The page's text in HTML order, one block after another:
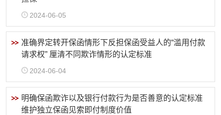
2024-06-05
准确界定转开保函情形下反担保函受益人的“滥用付款
请求权” 厘清不同欺诈情形的认定标准
2024-06-04
明确保函欺诈以及银行付款行为是否善意的认定标准
维护独立保函见索即付制度价值